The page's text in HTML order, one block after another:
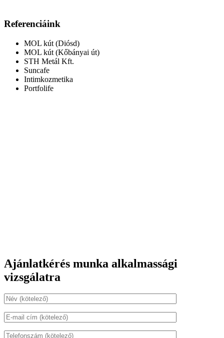
Referenciáink
MOL kút (Diósd)
MOL kút (Kőbányai út)
STH Metál Kft.
Suncafe
Intimkozmetika
Portfolife
Ajánlatkérés munka alkalmassági
vizsgálatra